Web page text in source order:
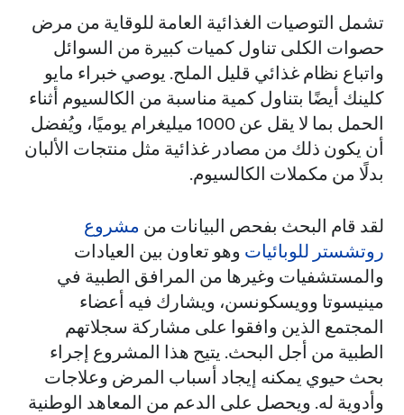
تشمل التوصيات الغذائية العامة للوقاية من مرض
حصوات الكلى تناول كميات كبيرة من السوائل
واتباع نظام غذائي قليل الملح. يوصي خبراء مايو
كلينك أيضًا بتناول كمية مناسبة من الكالسيوم أثناء
الحمل بما لا يقل عن 1000 ميليغرام يوميًا، ويُفضل
أن يكون ذلك من مصادر غذائية مثل منتجات الألبان
بدلًا من مكملات الكالسيوم.
لقد قام البحث بفحص البيانات من مشروع
روتشستر للوبائيات وهو تعاون بين العيادات
والمستشفيات وغيرها من المرافق الطبية في
مينيسوتا وويسكونسن، ويشارك فيه أعضاء
المجتمع الذين وافقوا على مشاركة سجلاتهم
الطبية من أجل البحث. يتيح هذا المشروع إجراء
بحث حيوي يمكنه إيجاد أسباب المرض وعلاجات
وأدوية له. ويحصل على الدعم من المعاهد الوطنية